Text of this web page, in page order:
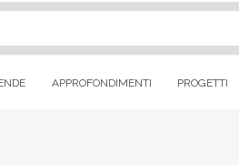
APPROFONDIMENTI PROGETTI